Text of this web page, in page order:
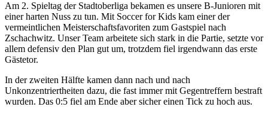
Am 2. Spieltag der Stadtoberliga bekamen es unsere B-Junioren mit
einer harten Nuss zu tun. Mit Soccer for Kids kam einer der
vermeintlichen Meisterschaftsfavoriten zum Gastspiel nach
Zschachwitz. Unser Team arbeitete sich stark in die Partie, setzte vor
allem defensiv den Plan gut um, trotzdem fiel irgendwann das erste
Gästetor.
In der zweiten Hälfte kamen dann nach und nach
Unkonzentriertheiten dazu, die fast immer mit Gegentreffern bestraft
wurden. Das 0:5 fiel am Ende aber sicher einen Tick zu hoch aus.